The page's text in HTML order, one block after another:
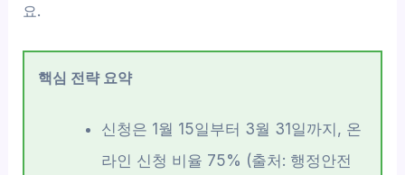
요.
핵심 전략 요약
신청은 1월 15일부터 3월 31일까지, 온
라인 신청 비율 75% (출처: 행정안전